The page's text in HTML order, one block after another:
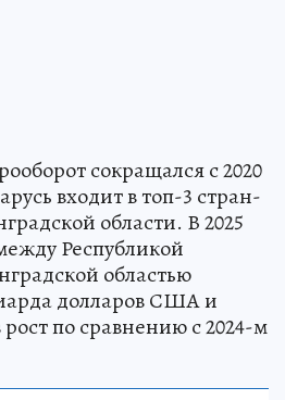
сокращался с 2020
входит в топ-3 стран-
области. В 2025
Республикой
областью
долларов США и
по сравнению с 2024-м